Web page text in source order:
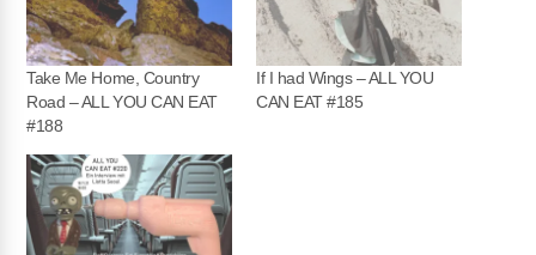
Take Me Home, Country
Road – ALL YOU CAN EAT
#188
If I had Wings – ALL YOU
CAN EAT #185